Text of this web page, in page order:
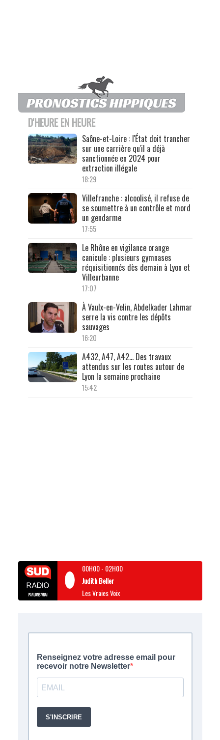
D'HEURE EN HEURE
Saône-et-Loire : l'État doit trancher
sur une carrière qu'il a déjà
sanctionnée en 2024 pour
extraction illégale
18:29
Villefranche : alcoolisé, il refuse de
se soumettre à un contrôle et mord
un gendarme
17:55
Le Rhône en vigilance orange
canicule : plusieurs gymnases
réquisitionnés dès demain à Lyon et
Villeurbanne
17:07
À Vaulx-en-Velin, Abdelkader Lahmar
serre la vis contre les dépôts
sauvages
16:20
A432, A47, A42… Des travaux
attendus sur les routes autour de
Lyon la semaine prochaine
15:42
00H00- 02H00
Judith Beller
Les Vraies Voix